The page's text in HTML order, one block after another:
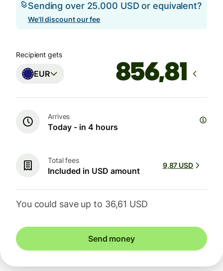
Sending over 25.000 USD or equivalent?
We'll discount our fee
Recipient gets
EUR
Arrives
Today - in 4 hours
Total fees
Included in USD amount
9,87 USD
You could save up to 36,61 USD
Send money